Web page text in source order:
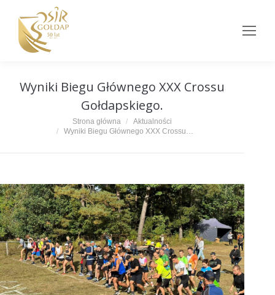
Wyniki Biegu Głównego XXX Crossu
Gołdapskiego.
Strona główna
Aktualności
Wyniki Biegu Głównego XXX Crossu…